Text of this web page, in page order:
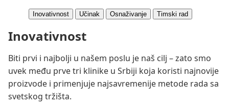
Inovativnost Učinak Osnaživanje Timski rad
Inovativnost
Biti prvi i najbolji u našem poslu je naš cilj – zato smo
uvek među prve tri klinike u Srbiji koja koristi najnovije
proizvode i primenjuje najsavremenije metode rada sa
svetskog tržišta.